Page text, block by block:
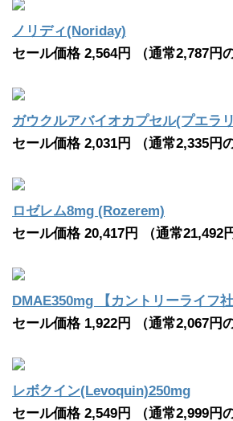
ノリディ(Noriday)
セール価格 2,564円 （通常2,787円
ガウクルアバイオカプセル(プエラ
セール価格 2,031円 （通常2,335円
ロゼレム8mg (Rozerem)
セール価格 20,417円 （通常21,492
DMAE350mg 【カントリーライフ社
セール価格 1,922円 （通常2,067円
レボクイン(Levoquin)250mg
セール価格 2,549円 （通常2,999円